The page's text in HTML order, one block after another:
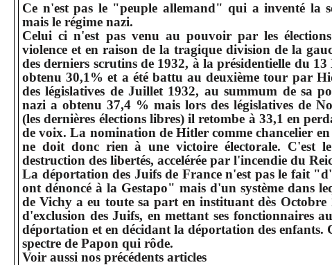
Ce n'est pas le "peuple allemand" qui a inventé la
mais le régime nazi.
Celui ci n'est pas venu au pouvoir par les
violence et en raison de la tragique division de la
des derniers scrutins de 1932, à la présidentielle du
obtenu 30,1% et a été battu au deuxième tour par
des législatives de Juillet 1932, au summum de sa
nazi a obtenu 37,4 % mais lors des législatives de
(les dernières élections libres) il retombe à 33,1 en
de voix. La nomination de Hitler comme chancelier
ne doit donc rien à une victoire électorale. C'est
destruction des libertés, accelérée par l'incendie du
La déportation des Juifs de France n'est pas le fait
ont dénoncé à la Gestapo" mais d'un système dans
de Vichy a eu toute sa part en instituant dès Octobre
d'exclusion des Juifs, en mettant ses fonctionnaires
déportation et en décidant la déportation des enfants.
spectre de Papon qui rôde.
Voir aussi nos précédents articles